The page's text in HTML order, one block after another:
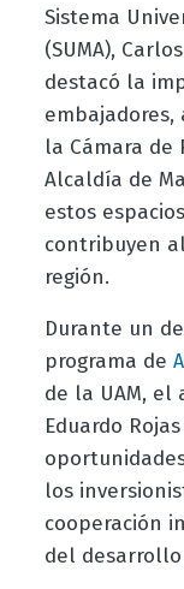
Sistema
(SUMA),
destacó la
embajadores,
la Cámara de
Alcaldía de
estos
contribuyen
región.
Durante un
programa de
de la UAM, el
Eduardo
los
cooperación
del